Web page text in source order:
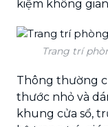
kiệm không
Trang trí
Thông thường
thước nhỏ và
khung cửa sổ,